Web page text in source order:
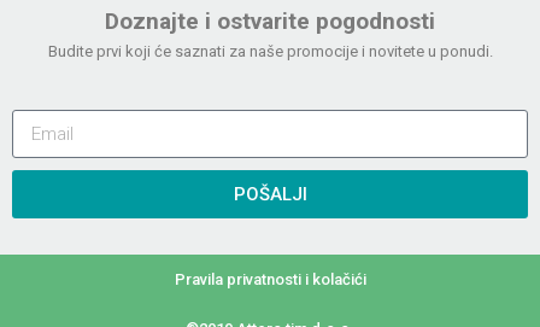
Doznajte i ostvarite pogodnosti
Budite prvi koji će saznati za naše promocije i novitete u ponudi.
POŠALJI
Pravila privatnosti i kolačići